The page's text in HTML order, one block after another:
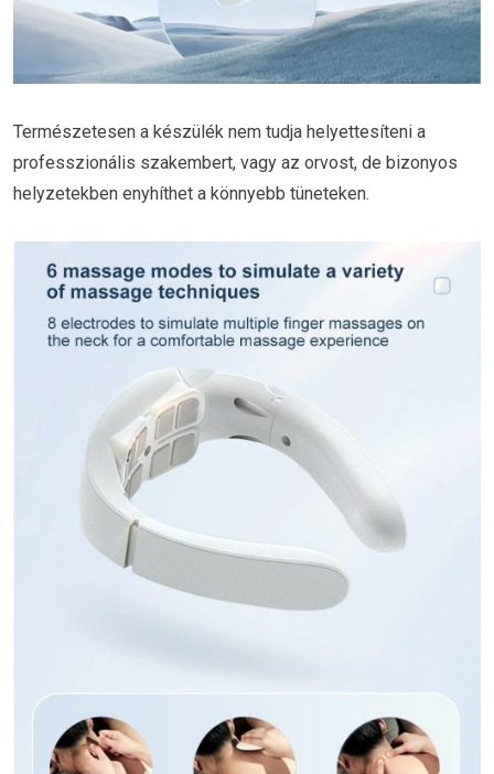
Természetesen a készülék nem tudja helyettesíteni a
professzionális szakembert, vagy az orvost, de bizonyos
helyzetekben enyhíthet a könnyebb tüneteken.